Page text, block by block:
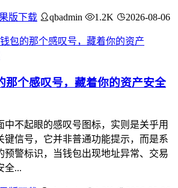
版下载 qbadmin 1.2K 2026-08-06
那个感叹号，藏着你的资产安全
中不起眼的感叹号图标，实则是关乎用
键信号，它并非普通功能提示，而是系
预警标识，当钱包出现地址异常、交易
全...